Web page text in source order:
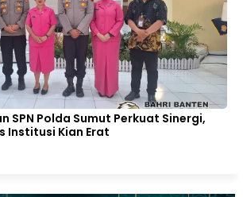
SPN Polda Sumut Perkuat Sinergi,
Institusi Kian Erat